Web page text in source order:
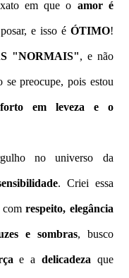
em que o amoré
e isso é ÓTIMO!
"NORMAIS", e não
se preocupe, pois estou
em leveza e o
no universo da
. Criei essa
comrespeito, elegância
e sombras, busco
e a delicadeza que